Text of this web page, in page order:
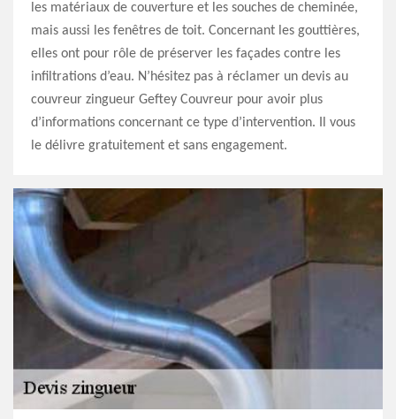
les matériaux de couverture et les souches de cheminée,
mais aussi les fenêtres de toit. Concernant les gouttières,
elles ont pour rôle de préserver les façades contre les
infiltrations d’eau. N’hésitez pas à réclamer un devis au
couvreur zingueur Geftey Couvreur pour avoir plus
d’informations concernant ce type d’intervention. Il vous
le délivre gratuitement et sans engagement.